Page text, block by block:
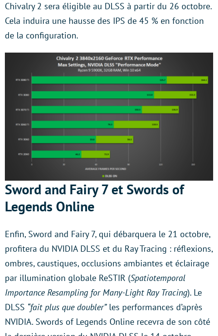
Chivalry 2 sera éligible au DLSS à partir du 26 octobre.
Cela induira une hausse des IPS de 45 % en fonction
de la configuration.
Sword and Fairy 7 et Swords of
Legends Online
Enfin, Sword and Fairy 7, qui débarquera le 21 octobre,
profitera du NVIDIA DLSS et du Ray Tracing : réflexions,
ombres, caustiques, occlusions ambiantes et éclairage
par illumination globale ReSTIR (Spatiotemporal
Importance Resampling for Many-Light Ray Tracing). Le
DLSS “fait plus que doubler”les performances d’après
NVIDIA. Swords of Legends Online recevra de son côté